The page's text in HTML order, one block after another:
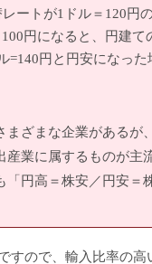
ートが1ドル＝120円
円になると、円建て
=140円と円安になった
まざまな企業があるが
産業に属するものが主
円高＝株安／円安＝
すので、輸入比率の高